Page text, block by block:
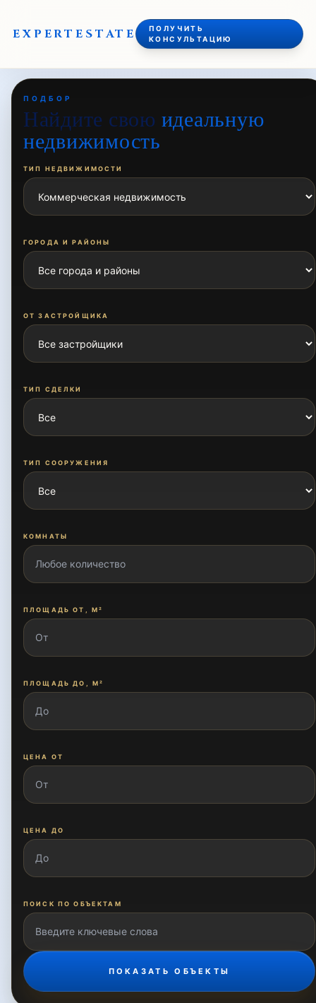
EXPERTESTATE
ПОЛУЧИТЬ
КОНСУЛЬТАЦИЮ
ПОДБОР
Найдите свою идеальную
недвижимость
ТИП НЕДВИЖИМОСТИ
ГОРОДА И РАЙОНЫ
ОТ ЗАСТРОЙЩИКА
ТИП СДЕЛКИ
ТИП СООРУЖЕНИЯ
КОМНАТЫ
ПЛОЩАДЬ ОТ, М²
ПЛОЩАДЬ ДО, М²
ЦЕНА ОТ
ЦЕНА ДО
ПОИСК ПО ОБЪЕКТАМ
ПОКАЗАТЬ ОБЪЕКТЫ